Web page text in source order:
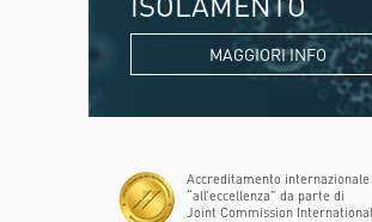
MAGGIORI INFO
Accreditamento internazionale
“all’eccellenza” da parte di
Joint Commission